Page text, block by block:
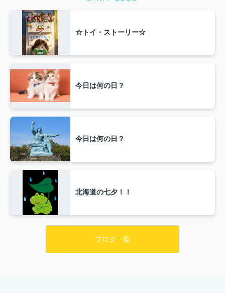
☆トイ・ストーリー☆
今日は何の日？
今日は何の日？
北海道の七夕！！
ブログ一覧